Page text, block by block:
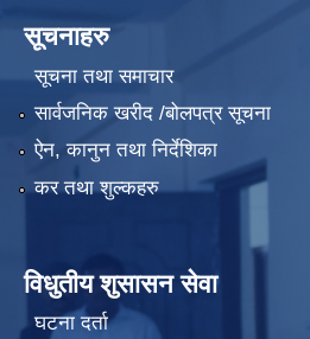
सूचनाहरु
सूचना तथा समाचार
सार्वजनिक खरीद /बोलपत्र सूचना
ऐन, कानुन तथा निर्देशिका
कर तथा शुल्कहरु
विधुतीय शुसासन सेवा
घटना दर्ता